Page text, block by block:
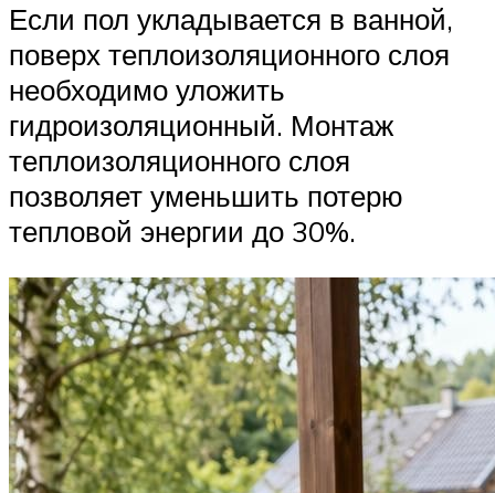
Если пол укладывается в ванной,
поверх теплоизоляционного слоя
необходимо уложить
гидроизоляционный. Монтаж
теплоизоляционного слоя
позволяет уменьшить потерю
тепловой энергии до 30%.